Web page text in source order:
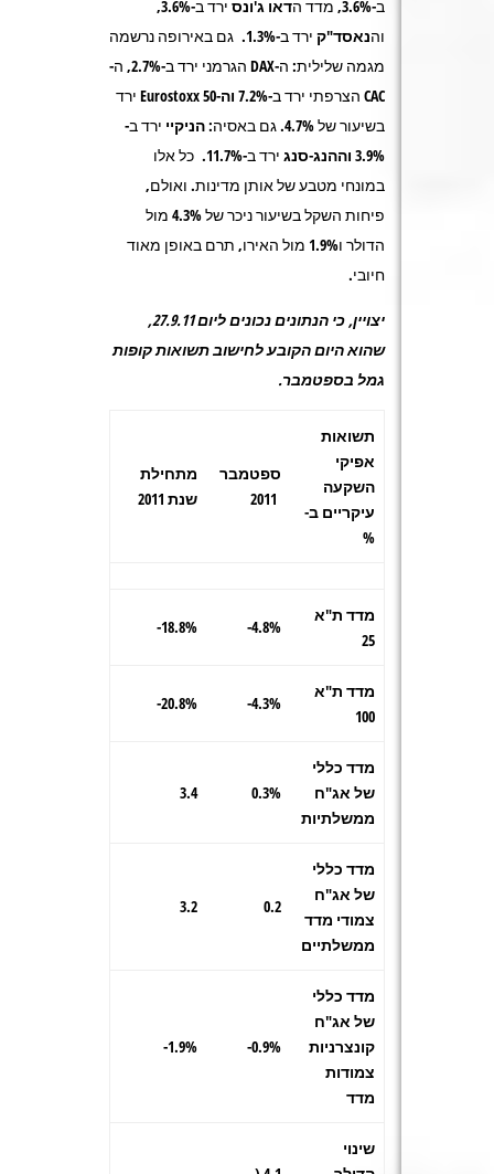
ב-3.6%, מדד ה
דאו ג'ונס
ירד ב-3.6%,
והנאסד"ק
ירד ב-1.3%. גם באירופה נרשמה
מגמה שלילית: ה-DAX הגרמני ירד ב-2.7%, ה-
CAC הצרפתי ירד ב-7.2% וה-Eurostoxx 50
ירד
בשיעור של 4.7%. גם באסיה:
הניקיי ירד ב-
3.9% וההנג-סנג
ירד ב-11.7%. כל אלו
במונחי מטבע של אותן מדינות. ואולם,
פיחות השקל בשיעור ניכר של 4.3% מול
הדולר ו1.9% מול האירו, תרם באופן מאוד
חיובי.
יצויין, כי הנתונים נכונים ליום 27.9.11,
שהוא היום הקובע לחישוב תשואות קופות
גמל בספטמבר.
תשואות
אפיקי
השקעה
עיקריים ב-
%
ספטמבר
מתחילת
שנת 2011
מדד ת"א
25
4.8%-
18.8%-
מדד ת"א
100
4.3%-
20.8%-
מדד כללי
של אג"ח
ממשלתיות
0.3%
3.4
מדד כללי
של אג"ח
צמודי מדד
ממשלתיים
0.2
3.2
מדד כללי
של אג"ח
קונצרניות
צמודות
מדד
0.9%-
1.9%-
שינוי